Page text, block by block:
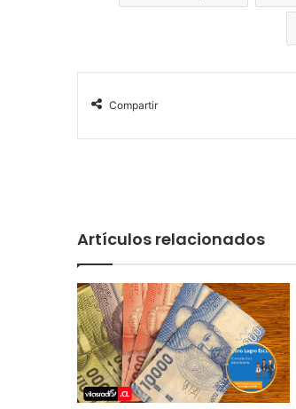
Compartir
Artículos relacionados